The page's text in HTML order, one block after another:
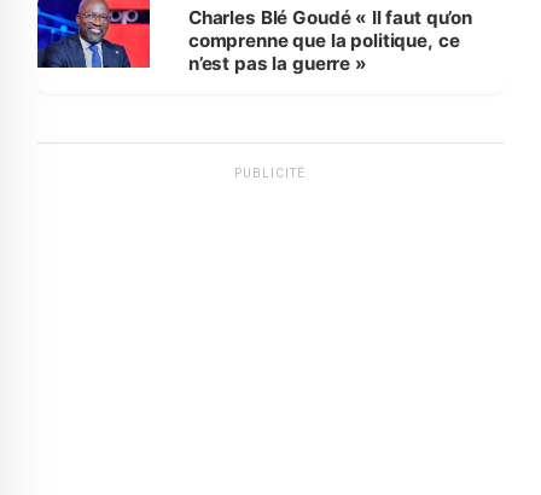
Charles Blé Goudé « Il faut qu’on
comprenne que la politique, ce
n’est pas la guerre »
PUBLICITÉ